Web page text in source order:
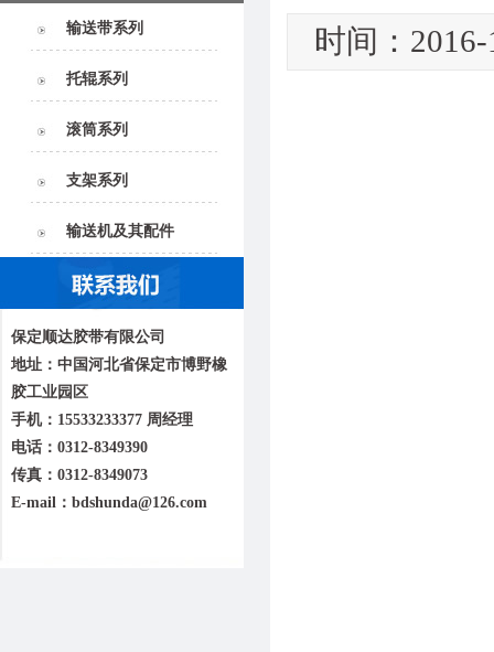
输送带系列
托辊系列
滚筒系列
支架系列
输送机及其配件
保定顺达胶带有限公司
地址：中国河北省保定市博野橡
胶工业园区
手机：15533233377 周经理
电话：0312-8349390
传真：0312-8349073
E-mail：bdshunda@126.com
时间：